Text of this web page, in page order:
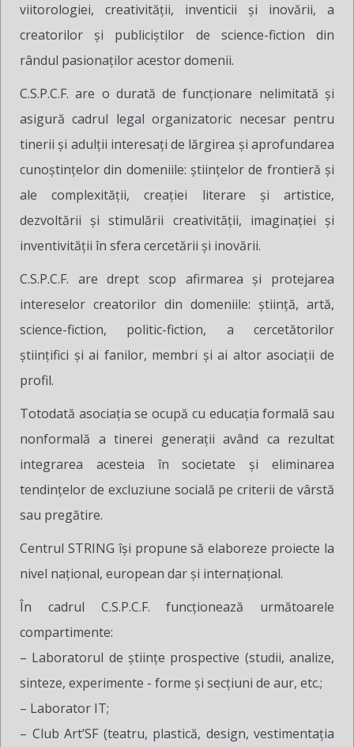
viitorologiei, creativităţii, inventicii şi inovării, a
creatorilor şi publiciştilor de science-fiction din
rândul pasionaţilor acestor domenii.
C.S.P.C.F. are o durată de funcţionare nelimitată şi
asigură cadrul legal organizatoric necesar pentru
tinerii şi adulţii interesaţi de lărgirea şi aprofundarea
cunoştinţelor din domeniile: ştiinţelor de frontieră şi
ale complexităţii, creaţiei literare şi artistice,
dezvoltării şi stimulării creativităţii, imaginaţiei şi
inventivităţii în sfera cercetării şi inovării.
C.S.P.C.F. are drept scop afirmarea şi protejarea
intereselor creatorilor din domeniile: ştiinţă, artă,
science-fiction, politic-fiction, a cercetătorilor
ştiinţifici şi ai fanilor, membri şi ai altor asociaţii de
profil.
Totodată asociaţia se ocupă cu educaţia formală sau
nonformală a tinerei generaţii având ca rezultat
integrarea acesteia în societate şi eliminarea
tendinţelor de excluziune socială pe criterii de vârstă
sau pregătire.
Centrul STRING îşi propune să elaboreze proiecte la
nivel naţional, european dar şi internaţional.
În cadrul C.S.P.C.F. funcționează următoarele
compartimente:
– Laboratorul de ştiinţe prospective (studii, analize,
sinteze, experimente - forme şi secţiuni de aur, etc.;
– Laborator IT;
– Club Art’SF (teatru, plastică, design, vestimentaţia